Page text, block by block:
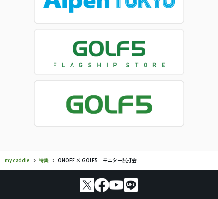
my caddie 特集 ONOFF × GOLF5 モニター試打会